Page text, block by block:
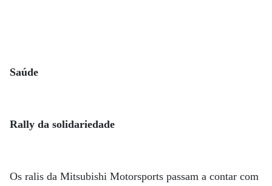
Saúde
Rally da solidariedade
Os ralis da Mitsubishi Motorsports passam a contar com